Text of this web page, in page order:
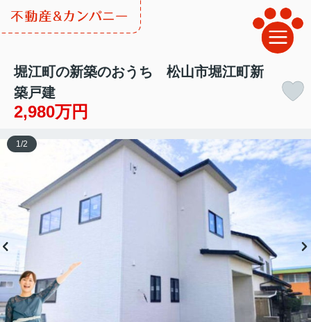
堀江町の新築のおうち 松山市堀江町新
築戸建
2,980万円
1 /2